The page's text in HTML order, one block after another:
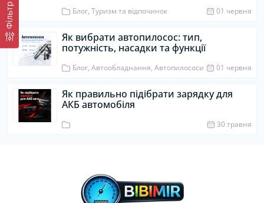
Фiльтр Блог, Туризм та відпочинок 01 червня
Як вибрати автопилосос: тип,
потужність, насадки та функції
Блог, Автообладнання, Автопилососи 01 червня
Як правильно підібрати зарядку для
АКБ автомобіля
30 травня